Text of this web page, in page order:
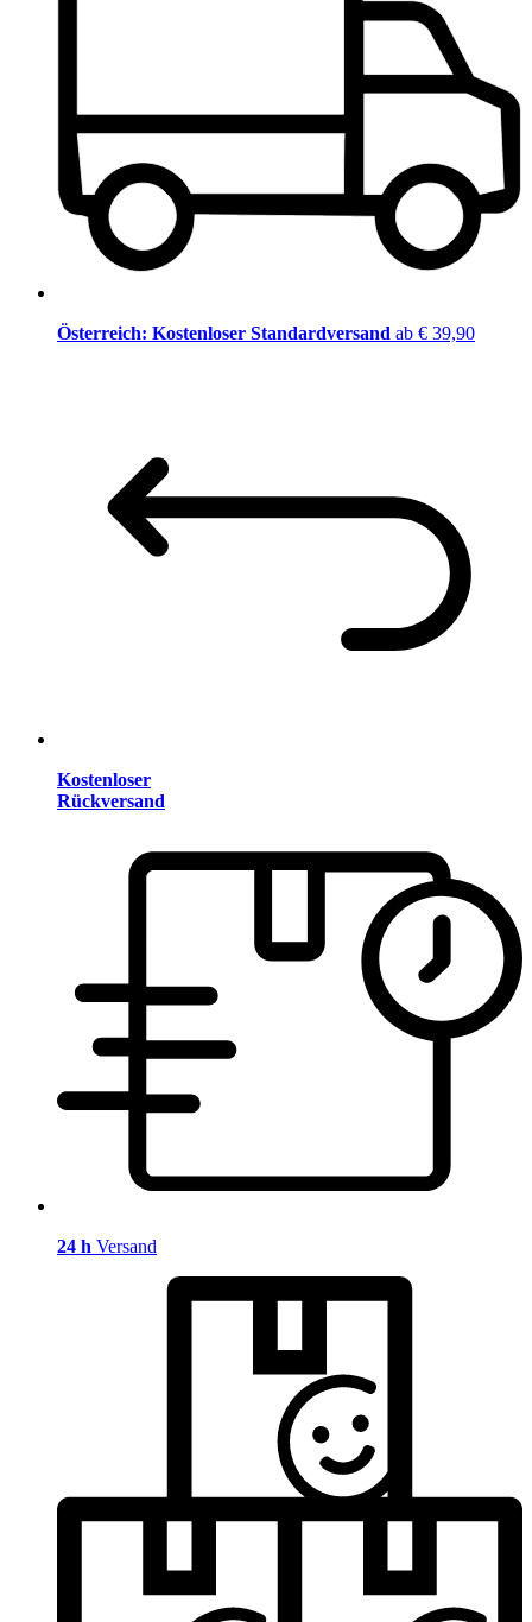
Österreich: Kostenloser Standardversand ab € 39,90
Kostenloser
Rückversand
24 h Versand